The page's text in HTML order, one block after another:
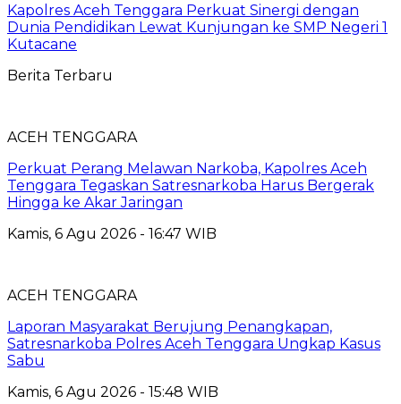
Kapolres Aceh Tenggara Perkuat Sinergi dengan
Dunia Pendidikan Lewat Kunjungan ke SMP Negeri 1
Kutacane
Berita Terbaru
ACEH TENGGARA
Perkuat Perang Melawan Narkoba, Kapolres Aceh
Tenggara Tegaskan Satresnarkoba Harus Bergerak
Hingga ke Akar Jaringan
Kamis, 6 Agu 2026 - 16:47 WIB
ACEH TENGGARA
Laporan Masyarakat Berujung Penangkapan,
Satresnarkoba Polres Aceh Tenggara Ungkap Kasus
Sabu
Kamis, 6 Agu 2026 - 15:48 WIB